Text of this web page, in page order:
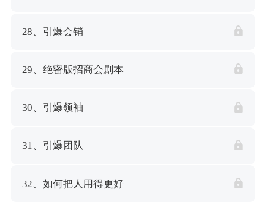
28、引爆会销
29、绝密版招商会剧本
30、引爆领袖
31、引爆团队
32、如何把人用得更好